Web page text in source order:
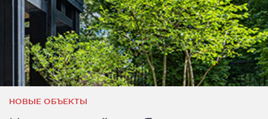
НОВЫЕ ОБЪЕКТЫ